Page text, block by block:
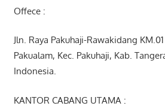
Offece :
Jln. Raya Pakuhaji-Rawakidang
Pakualam, Kec. Pakuhaji, Kab.
Indonesia.
KANTOR CABANG UTAMA :